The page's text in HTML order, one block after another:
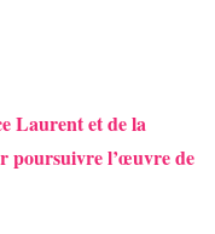
Laurent et de la
poursuivre l’œuvre de